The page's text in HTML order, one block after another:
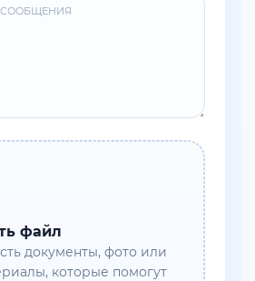
файл
документы, фото или
которые помогут